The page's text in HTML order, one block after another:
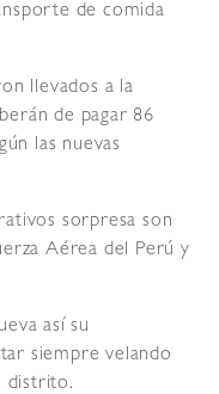
de comida
llevados a la
de pagar 86
las nuevas
sorpresa son
Aérea del Perú y
así su
siempre velando
distrito.